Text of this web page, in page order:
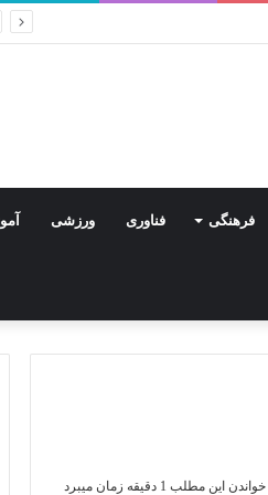
فرهنگی فناوری ورزشی
خواندن این مطلب 1 دقیقه زمان میبرد